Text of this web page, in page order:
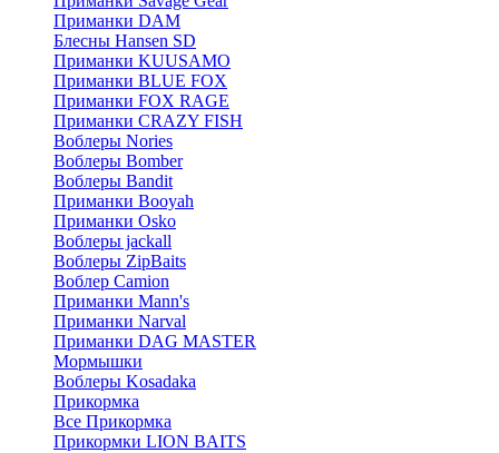
Приманки DAM
Блесны Hansen SD
Приманки KUUSAMO
Приманки BLUE FOX
Приманки FOX RAGE
Приманки CRAZY FISH
Воблеры Nories
Воблеры Bomber
Воблеры Bandit
Приманки Booyah
Приманки Osko
Воблеры jackall
Воблеры ZipBaits
Воблер Camion
Приманки Mann's
Приманки Narval
Приманки DAG MASTER
Мормышки
Воблеры Kosadaka
Прикормка
Все Прикормка
Прикормки LION BAITS